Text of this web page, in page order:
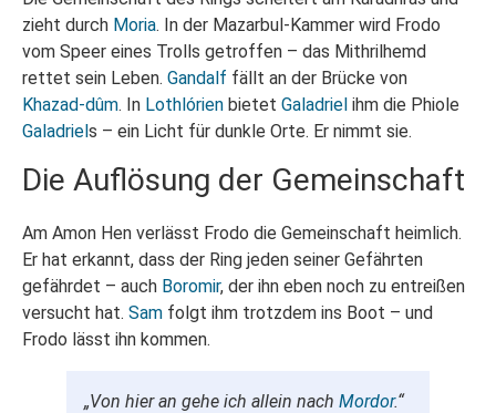
zieht durch Moria. In der Mazarbul-Kammer wird Frodo
vom Speer eines Trolls getroffen – das Mithrilhemd
rettet sein Leben. Gandalf fällt an der Brücke von
Khazad-dûm. In Lothlórien bietet Galadriel ihm die Phiole
Galadriel s – ein Licht für dunkle Orte. Er nimmt sie.
Die Auflösung der Gemeinschaft
Am Amon Hen verlässt Frodo die Gemeinschaft heimlich.
Er hat erkannt, dass der Ring jeden seiner Gefährten
gefährdet – auch Boromir, der ihn eben noch zu entreißen
versucht hat. Sam folgt ihm trotzdem ins Boot – und
Frodo lässt ihn kommen.
„Von hier an gehe ich allein nach Mordor.“